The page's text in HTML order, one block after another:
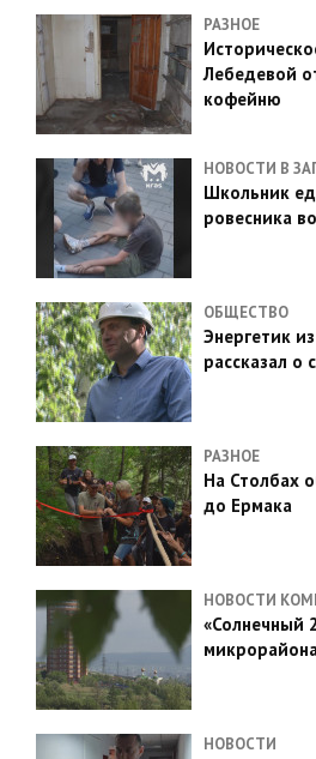
РАЗНОЕ
Лебедевой
кофейню
НОВОСТИ В
Школьник
ровесника
ОБЩЕСТВО
Энергетик
рассказал о
РАЗНОЕ
На Столбах
до Ермака
НОВОСТИ
«Солнечный
НОВОСТИ